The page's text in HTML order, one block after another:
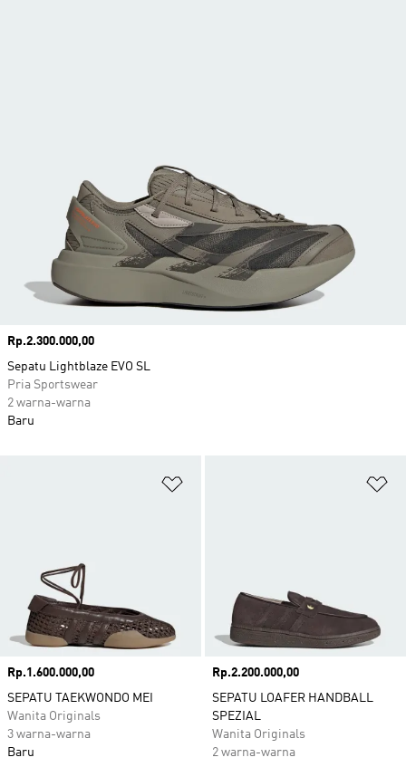
Harga
Rp.1.600.000,00
SEPATU TAEKWONDO MEI
Wanita Originals
3 warna-warna
Baru
Harga
Rp.2.200.000,00
SEPATU LOAFER HANDBALL
SPEZIAL
Wanita Originals
2 warna-warna
Harga
Rp.2.300.000,00
Sepatu Lightblaze EVO SL
Pria Sportswear
2 warna-warna
Baru